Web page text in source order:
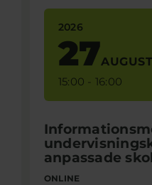
2026
27
15:00 - 16:00
anpassade
ONLINE